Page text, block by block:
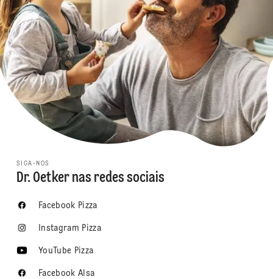
SIGA-NOS
Dr. Oetker nas redes sociais
Facebook Pizza
Instagram Pizza
YouTube Pizza
Facebook Alsa